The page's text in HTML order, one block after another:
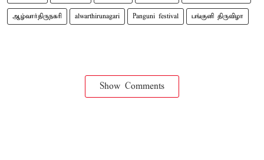
ஆழ்வார்திருநகரி alwarthirunagari Panguni festival பங்குனி திருவிழா
Show Comments